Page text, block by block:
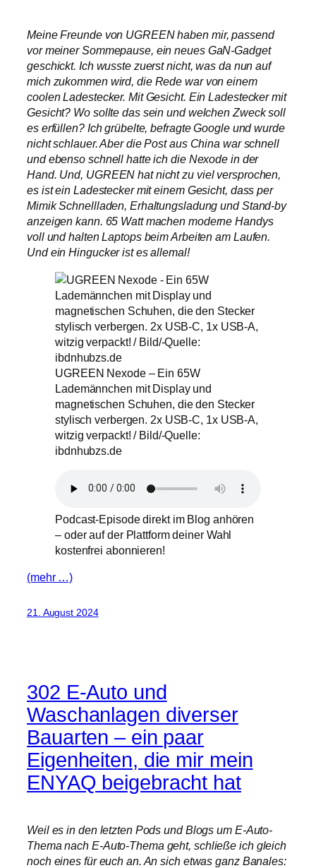
Meine Freunde von UGREEN haben mir, passend
vor meiner Sommepause, ein neues GaN-Gadget
geschickt. Ich wusste zuerst nicht, was da nun auf
mich zukommen wird, die Rede war von einem
coolen Ladestecker. Mit Gesicht. Ein Ladestecker mit
Gesicht? Wo sollte das sein und welchen Zweck soll
es erfüllen? Ich grübelte, befragte Google und wurde
nicht schlauer. Aber die Post aus China war schnell
und ebenso schnell hatte ich die Nexode in der
Hand. Und, UGREEN hat nicht zu viel versprochen,
es ist ein Ladestecker mit einem Gesicht, dass per
Mimik Schnellladen, Erhaltungsladung und Stand-by
anzeigen kann. 65 Watt machen moderne Handys
voll und halten Laptops beim Arbeiten am Laufen.
Und ein Hingucker ist es allemal!
UGREEN Nexode – Ein 65W
Lademännchen mit Display und
magnetischen Schuhen, die den Stecker
stylisch verbergen. 2x USB-C, 1x USB-A,
witzig verpackt! / Bild/-Quelle:
ibdnhubzs.de
Podcast-Episode direkt im Blog anhören
– oder auf der Plattform deiner Wahl
kostenfrei abonnieren!
(mehr …)
21. August 2024
302 E-Auto und
Waschanlagen diverser
Bauarten – ein paar
Eigenheiten, die mir mein
ENYAQ beigebracht hat
Weil es in den letzten Pods und Blogs um E-Auto-
Thema nach E-Auto-Thema geht, schließe ich gleich
noch eines für euch an. An sich etwas ganz Banales: